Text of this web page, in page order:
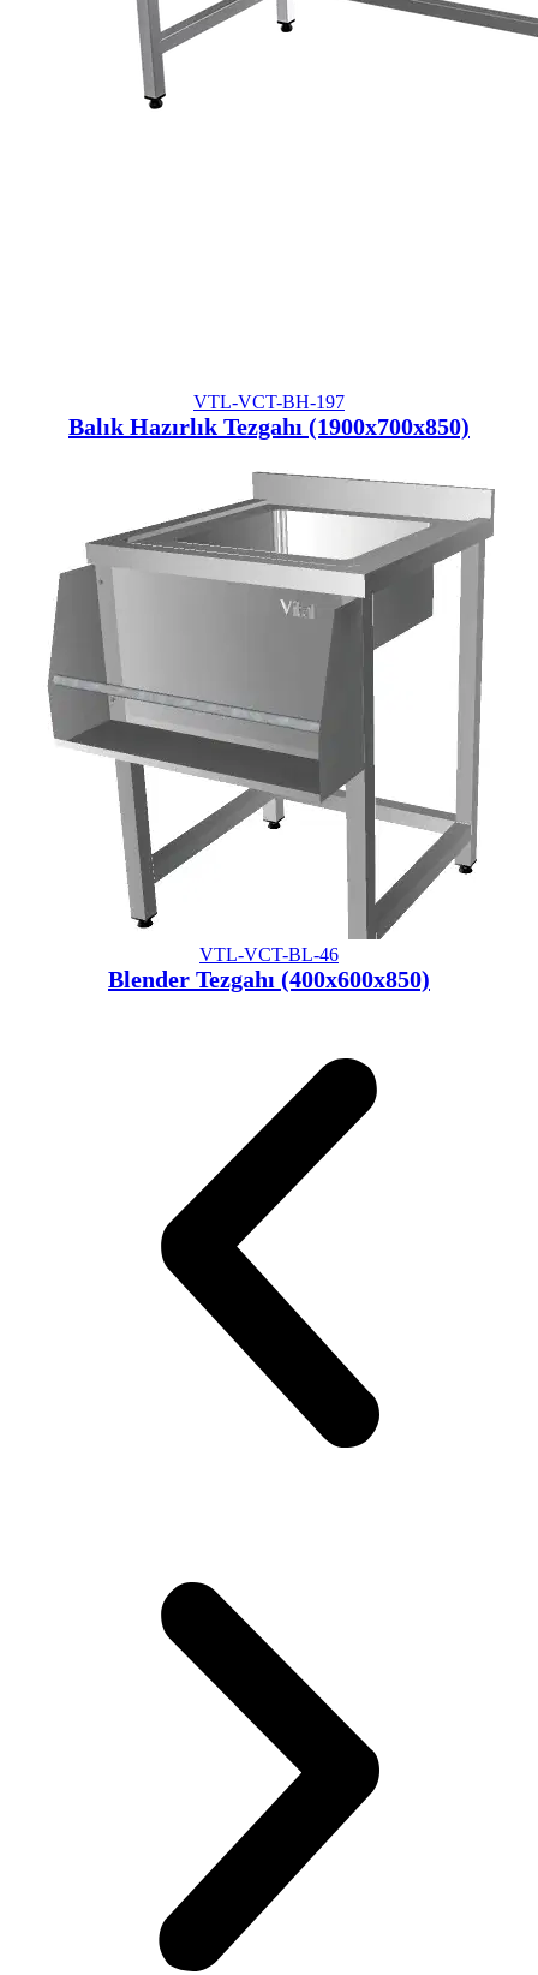
VTL-VCT-BH-197
Balık Hazırlık Tezgahı (1900x700x850)
VTL-VCT-BL-46
Blender Tezgahı (400x600x850)